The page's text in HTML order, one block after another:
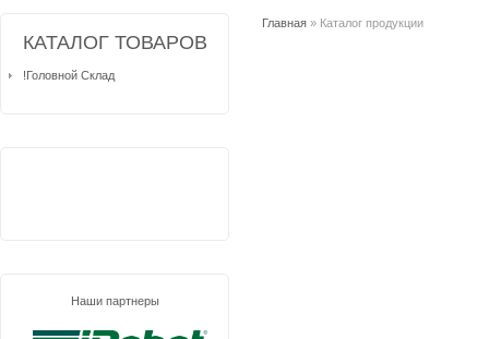
Главная » Каталог продукции
КАТАЛОГ ТОВАРОВ
!Головной Склад
Наши партнеры